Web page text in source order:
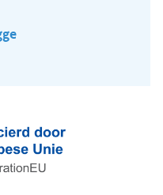
en
context -
m.b.t.
residentiële